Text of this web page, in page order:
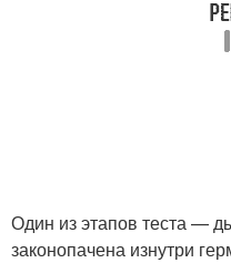
Один из этапов теста —
законопачена изнутри